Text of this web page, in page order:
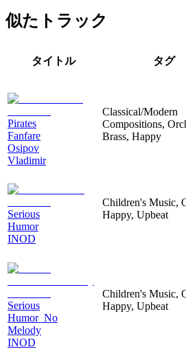
似たトラック
タイトル タグ
Pirates
Fanfare
Osipov
Vladimir
Classical/Modern
Compositions,
Brass, Happy
Serious
Humor
INOD
Children's Music,
Happy, Upbeat
Serious
Humor_No
Melody
INOD
Children's Music,
Happy, Upbeat